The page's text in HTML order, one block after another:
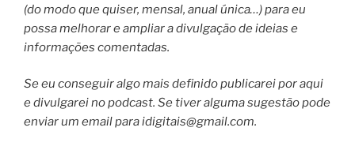
(do modo que quiser, mensal, anual única…) para eu
possa melhorar e ampliar a divulgação de ideias e
informações comentadas.
Se eu conseguir algo mais definido publicarei por aqui
e divulgarei no podcast. Se tiver alguma sugestão pode
enviar um email paraidigitais@gmail.com.